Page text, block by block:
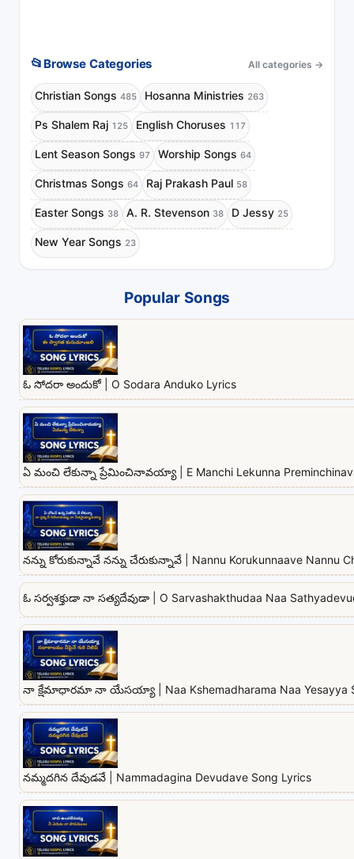
📂 Browse Categories All categories →
Christian Songs 485 Hosanna Ministries 263
Ps Shalem Raj 125 English Choruses 117
Lent Season Songs 97 Worship Songs 64
Christmas Songs 64 Raj Prakash Paul 58
Easter Songs 38 A. R. Stevenson 38 D Jessy 25
New Year Songs 23
Popular Songs
ఓ సోదరా అందుకో | O Sodara Anduko Lyrics
ఏ మంచి లేకున్నా ప్రేమించినావయ్యా | E Manchi Lekunna
నన్ను కోరుకున్నావే నన్ను చేరుకున్నావే | Nannu Korukunnaave Nannu
ఓ సర్వశక్తుడా నా సత్యదేవుడా | O Sarvashakthudaa Naa
నా క్షేమాధారమా నా యేసయ్యా | Naa Kshemadharama Naa Yesayya
నమ్మదగిన దేవుడవే | Nammadagina Devudave Song Lyrics